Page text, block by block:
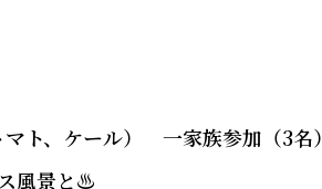
ト、ケール） 一家族参加（3名）
風景と♨